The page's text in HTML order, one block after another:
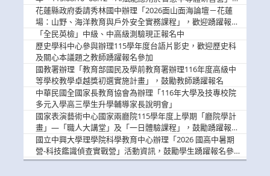
歡迎學生踴躍報名參加
花蓮縣政府委請秀林國中辦理「2026面山面海論壇－花蓮
場：山野、海洋教育與戶外安全實務課程」，歡迎踴躍報名
參加
「全民英檢」中級、中高級測驗現正報名中
歷史學科中心參與辦理115學年度台語片影史，歡迎歷史科
及關心本議題之教師踴躍報名參加
國教署辦理「教育部國民及學前教育署辦理116年度高級中
等學校教學卓越獎初選實施計畫」，鼓勵教師踴躍報名
中華民國全國家長教育協會為辦理「116年大學及技專校院
多元入學高三學生升學輔導家長說明會」
國家表演藝術中心國家兩廳院115學年度上學期「廳院學計
畫」—「職人大講堂」及「一日體驗課程」，鼓勵踴躍報名
參與。
國立中興大學理學院科學教育中心辦理「2026 國高中暑期
營-科技鑑識偵查實戰營」活動資訊，鼓勵學生踴躍報名參
加。